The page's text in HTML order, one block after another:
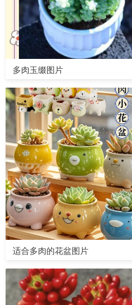
多肉玉缀图片
适合多肉的花盆图片